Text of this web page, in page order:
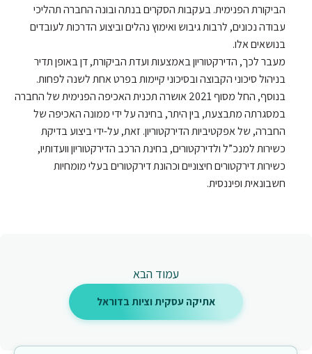
הביקורת הפנימית. בעקבות הסקרים בנתה ובונה החברה תהליכי
עבודה נכונים, לרבות גיבוש ואימוץ נהלים וביצוע הדרכות לעובדים
בנושאים אלו.
מעבר לכך, הדירקטוריון באמצעות ועדת הביקורת, דן באופן תדיר
בניהול סיכוני הקבוצה ובסיכוני קיימות בפרט אחת לשנה לפחות.
בנוסף, החל מסוף 2021 אושרה תכנית האכיפה הפנימית של החברה
במסגרתה מתבצעת, בין היתר, בחינה על ידי ממונה האכיפה של
החברה, של אפקטיביות הדירקטוריון. זאת, על-ידי ביצוע בדיקת
כשירות למנכ”ל ולדירקטורים, בחינת הרכב הדירקטוריון וועדותיו,
כשירות דירקטורים חיצוניים וכהונת דירקטורים בעלי מומחיות
חשבונאית ופיננסית.
עמוד הבא
אתיקה עסקית וציות בדוראל